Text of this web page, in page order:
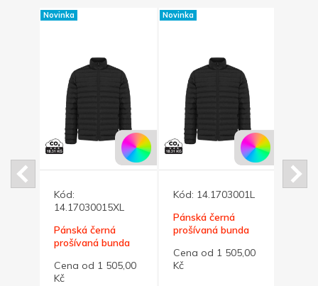
Novinka
Kód:
14.17030015XL
Pánská černá
prošívaná bunda
Cena od 1 505,00
Kč
Novinka
Kód: 14.1703001L
Pánská černá
prošívaná bunda
Cena od 1 505,00
Kč